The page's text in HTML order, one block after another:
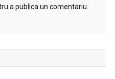
a publica un comentariu.